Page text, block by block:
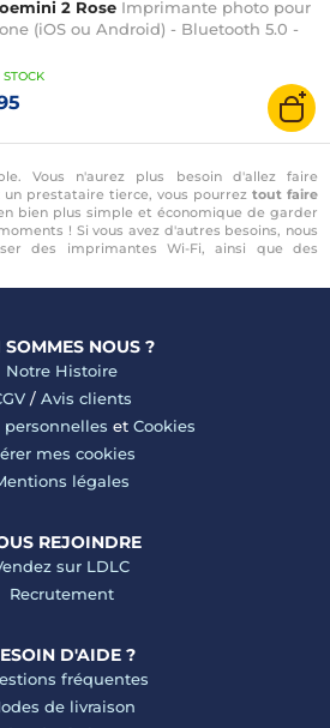
2 Rose Imprimante photo pour
(iOS ou Android) - Bluetooth 5.0 -
STOCK
Vous n'aurez plus besoin d'allez faire
prestataire tierce, vous pourrez tout faire
bien plus simple et économique de garder
! Si vous avez d'autres besoins, nous
des imprimantes Wi-Fi, ainsi que des
SOMMES NOUS ?
Notre Histoire
/ Avis clients
personnelles et Cookies
mes cookies
légales
REJOINDRE
sur LDLC
Recrutement
D'AIDE ?
fréquentes
de livraison